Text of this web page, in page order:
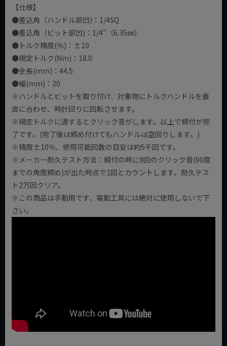
【仕様】
●差込角（ハンドル部凹)：1/4SQ
●差込角（ビット部凹)：1/4"（6.35㎜）
●トルク精度(％)：±10
●規定トルク(Nm)：18.0
●全長(mm)：44.5
●幅(mm)：20
※ハンドルとビットを取り付け、対象物にトルクハンドルを垂
直に合わせ、時計回りに回転させます。
※規定トルクに達するとクリック音がします。以上で締付が完
了です。(完了後は締め付けてもハンドルは空回りします。)
※精度±10％、使用可能回数の目安は約5千回です。
※メーカー耐久テスト方法：締付の時に9回のクリック音(90度
までの角度締め)が出た時点で1回とカウントします。耐久テス
ト2万回クリア。
※この商品は手動用です、電動工具には絶対に使用しないで下
さい。